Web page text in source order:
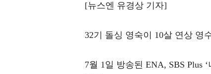
[뉴스엔 유경상 기자]
32기 돌싱 영숙이 10살 연상 영
7월 1일 방송된 ENA, SBS Plus